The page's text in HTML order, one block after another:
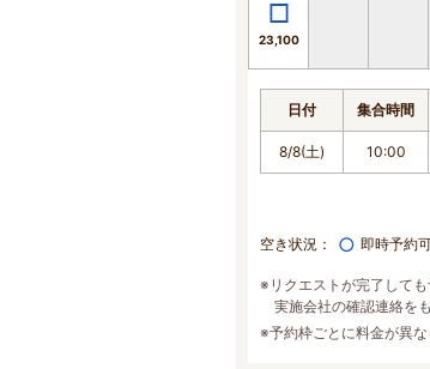
23,100
日付 集合時間
8/8(土) 10:00
空き状況： ○ 即時予約
※リクエストが完了しても
実施会社の確認連絡を
※予約枠ごとに料金が異な